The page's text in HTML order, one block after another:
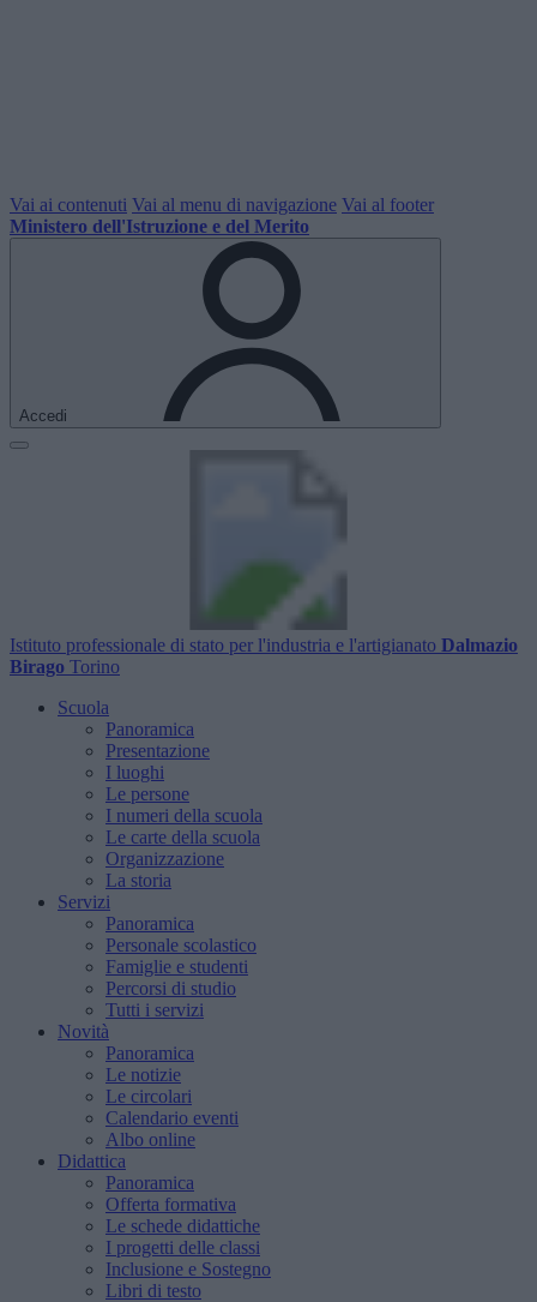
Vai ai contenuti Vai al menu di navigazione Vai al footer
Ministero dell'Istruzione e del Merito
Accedi
Istituto professionale di stato per l'industria e l'artigianato Dalmazio
Birago Torino
Scuola
Panoramica
Presentazione
I luoghi
Le persone
I numeri della scuola
Le carte della scuola
Organizzazione
La storia
Servizi
Panoramica
Personale scolastico
Famiglie e studenti
Percorsi di studio
Tutti i servizi
Novità
Panoramica
Le notizie
Le circolari
Calendario eventi
Albo online
Didattica
Panoramica
Offerta formativa
Le schede didattiche
I progetti delle classi
Inclusione e Sostegno
Libri di testo